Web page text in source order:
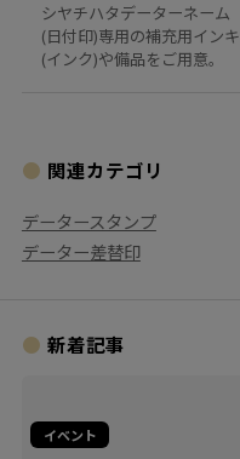
シヤチハタデーターネーム
(日付印)専用の補充用インキ
(インク)や備品をご用意。
関連カテゴリ
データースタンプ
データー差替印
新着記事
イベント